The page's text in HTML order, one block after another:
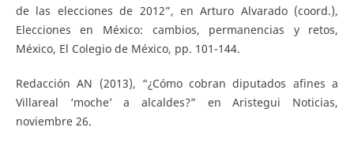
de las elecciones de 2012”, en Arturo Alvarado (coord.),
Elecciones en México: cambios, permanencias y retos,
México, El Colegio de México, pp. 101-144.
Redacción AN (2013), “¿Cómo cobran diputados afines a
Villareal ‘moche’ a alcaldes?” en Aristegui Noticias,
noviembre 26.